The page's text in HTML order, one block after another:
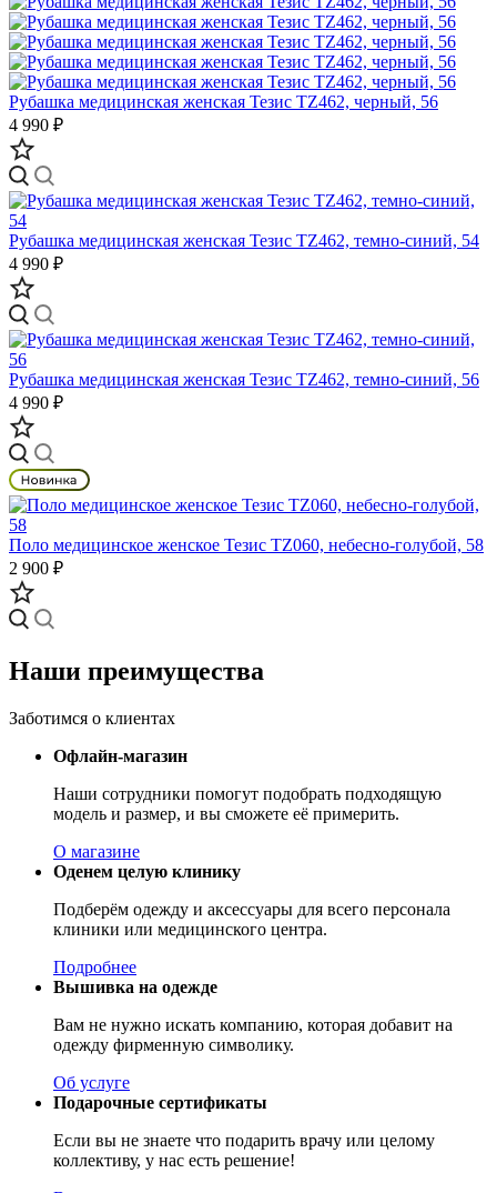
Рубашка медицинская женская Тезис TZ462, черный, 56
4 990 ₽
Рубашка медицинская женская Тезис TZ462, темно-синий, 54
4 990 ₽
Рубашка медицинская женская Тезис TZ462, темно-синий, 56
4 990 ₽
Поло медицинское женское Тезис TZ060, небесно-голубой, 58
2 900 ₽
Наши преимущества
Заботимся о клиентах
Офлайн-магазин
Наши сотрудники помогут подобрать подходящую
модель и размер, и вы сможете её примерить.
О магазине
Оденем целую клинику
Подберём одежду и аксессуары для всего персонала
клиники или медицинского центра.
Подробнее
Вышивка на одежде
Вам не нужно искать компанию, которая добавит на
одежду фирменную символику.
Об услуге
Подарочные сертификаты
Если вы не знаете что подарить врачу или целому
коллективу, у нас есть решение!